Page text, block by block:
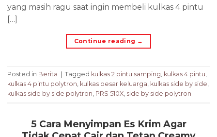
yang masih ragu saat ingin membeli kulkas 4 pintu
[…]
Continue reading →
Posted in Berita Tagged kulkas 2 pintu samping, kulkas 4 pintu,
kulkas 4 pintu polytron, kulkas besar keluarga, kulkas side by side,
kulkas side by side polytron, PRS 510X, side by side polytron
5 Cara Menyimpan Es Krim Agar